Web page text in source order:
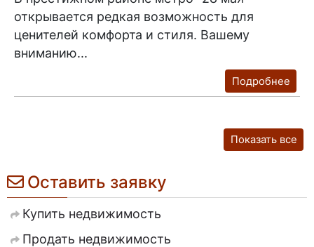
Оставить заявку
Купить недвижимость
Продать недвижимость
открывается редкая возможность для
ценителей комфорта и стиля. Вашему
вниманию...
Подробнее
Показать все